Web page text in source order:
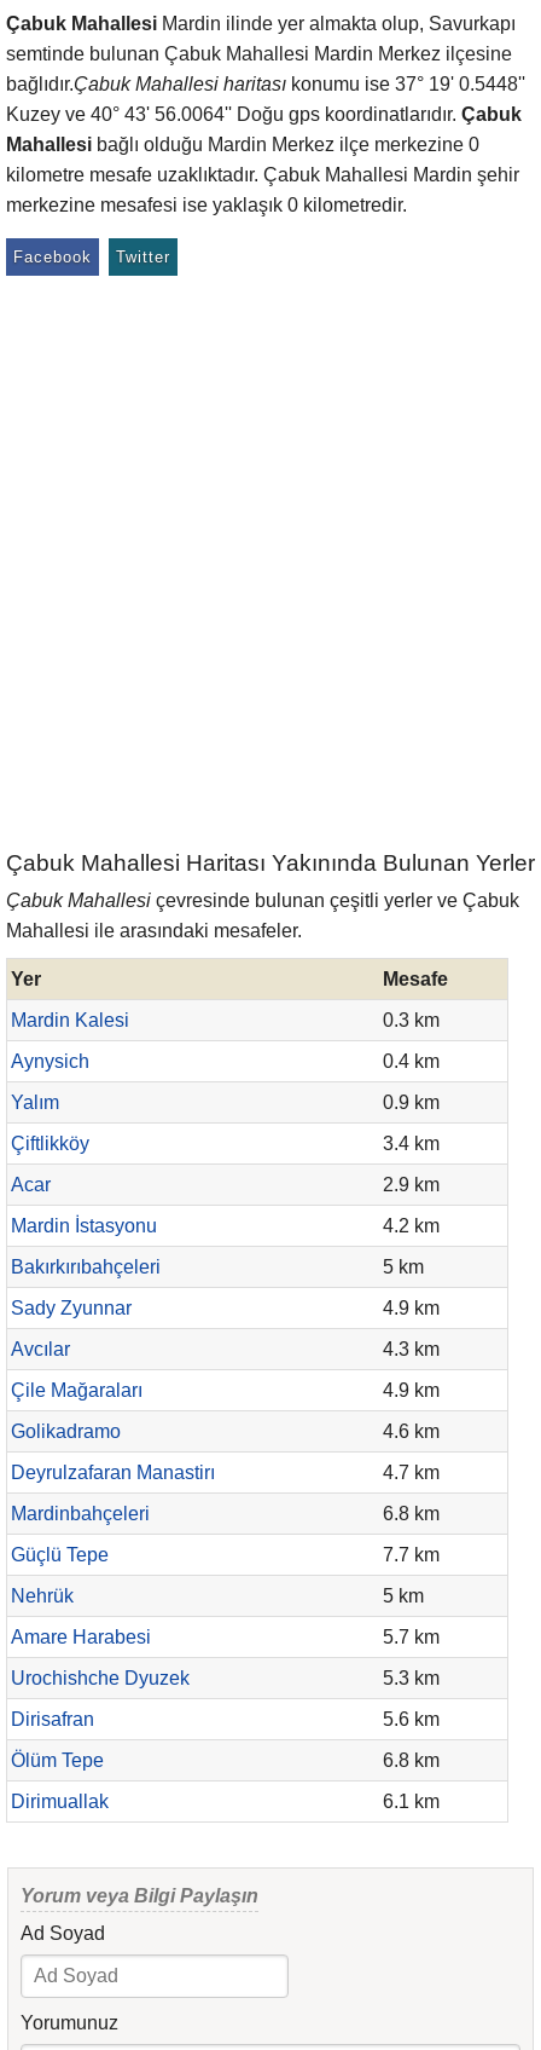
Çabuk Mahallesi Mardin ilinde yer almakta olup, Savurkapı
semtinde bulunan Çabuk Mahallesi Mardin Merkez ilçesine
bağlıdır.Çabuk Mahallesi haritası konumu ise 37° 19' 0.5448''
Kuzey ve 40° 43' 56.0064'' Doğu gps koordinatlarıdır. Çabuk
Mahallesi bağlı olduğu Mardin Merkez ilçe merkezine 0
kilometre mesafe uzaklıktadır. Çabuk Mahallesi Mardin şehir
merkezine mesafesi ise yaklaşık 0 kilometredir.
Facebook Twitter
Çabuk Mahallesi Haritası Yakınında Bulunan Yerler
Çabuk Mahallesi çevresinde bulunan çeşitli yerler ve Çabuk
Mahallesi ile arasındaki mesafeler.
Yer
Mesafe
Mardin Kalesi
0.3 km
Aynysich
0.4 km
Yalım
0.9 km
Çiftlikköy
3.4 km
Acar
2.9 km
Mardin İstasyonu
4.2 km
Bakırkırıbahçeleri
5 km
Sady Zyunnar
4.9 km
Avcılar
4.3 km
Çile Mağaraları
4.9 km
Golikadramo
4.6 km
Deyrulzafaran Manastirı
4.7 km
Mardinbahçeleri
6.8 km
Güçlü Tepe
7.7 km
Nehrük
5 km
Amare Harabesi
5.7 km
Urochishche Dyuzek
5.3 km
Dirisafran
5.6 km
Ölüm Tepe
6.8 km
Dirimuallak
6.1 km
Yorum veya Bilgi Paylaşın
Ad Soyad
Yorumunuz